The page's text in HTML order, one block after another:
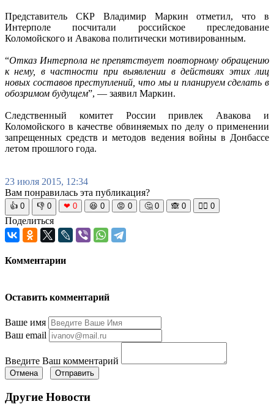
Представитель СКР Владимир Маркин отметил, что в
Интерполе посчитали российское преследование
Коломойского и Авакова политически мотивированным.
“Отказ Интерпола не препятствует повторному обращению
к нему, в частности при выявлении в действиях этих лиц
новых составов преступлений, что мы и планируем сделать в
обозримом будущем”, — заявил Маркин.
Следственный комитет России привлек Авакова и
Коломойского в качестве обвиняемых по делу о применении
запрещенных средств и методов ведения войны в Донбассе
летом прошлого года.
23 июля 2015, 12:34
Вам понравилась эта публикация?
👍 0 👎 0 ❤ 0 😆 0 😡 0 🤔 0 🙈 0 🧘‍♀️ 0
Поделиться
Комментарии
Оставить комментарий
Ваше имя
Ваш email
Введите Ваш комментарий
Отмена Отправить
Другие Новости